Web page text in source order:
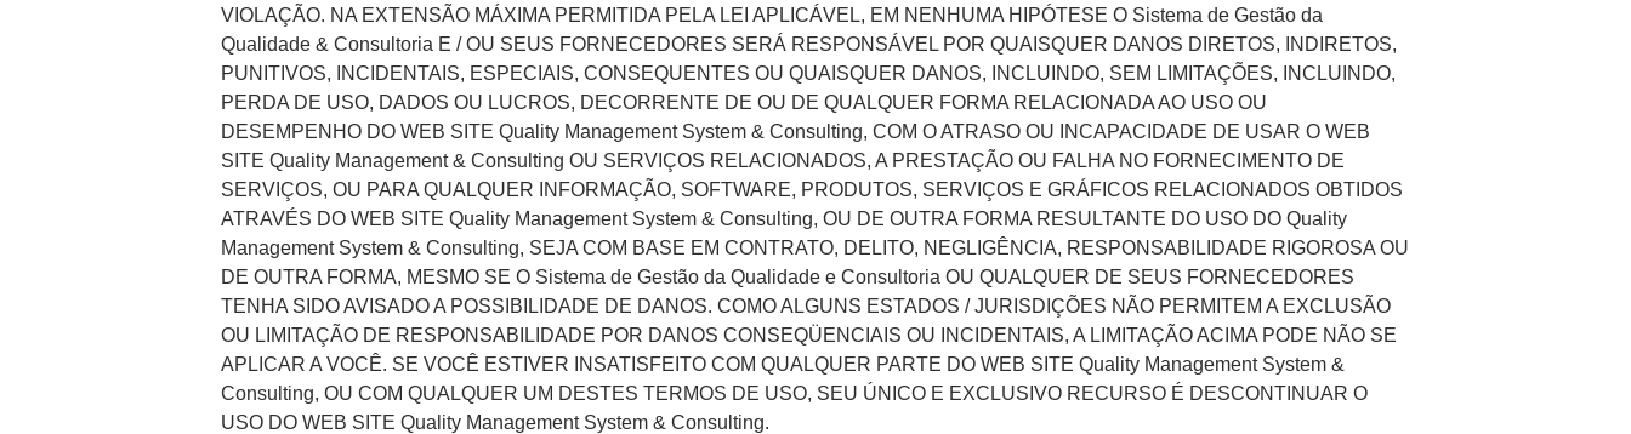
VIOLAÇÃO. NA EXTENSÃO MÁXIMA PERMITIDA PELA LEI APLICÁVEL, EM NENHUMA HIPÓTESE O Sistema de Gestão da
Qualidade & Consultoria E / OU SEUS FORNECEDORES SERÁ RESPONSÁVEL POR QUAISQUER DANOS DIRETOS, INDIRETOS,
PUNITIVOS, INCIDENTAIS, ESPECIAIS, CONSEQUENTES OU QUAISQUER DANOS, INCLUINDO, SEM LIMITAÇÕES, INCLUINDO,
PERDA DE USO, DADOS OU LUCROS, DECORRENTE DE OU DE QUALQUER FORMA RELACIONADA AO USO OU
DESEMPENHO DO WEB SITE Quality Management System & Consulting, COM O ATRASO OU INCAPACIDADE DE USAR O WEB
SITE Quality Management & Consulting OU SERVIÇOS RELACIONADOS, A PRESTAÇÃO OU FALHA NO FORNECIMENTO DE
SERVIÇOS, OU PARA QUALQUER INFORMAÇÃO, SOFTWARE, PRODUTOS, SERVIÇOS E GRÁFICOS RELACIONADOS OBTIDOS
ATRAVÉS DO WEB SITE Quality Management System & Consulting, OU DE OUTRA FORMA RESULTANTE DO USO DO Quality
Management System & Consulting, SEJA COM BASE EM CONTRATO, DELITO, NEGLIGÊNCIA, RESPONSABILIDADE RIGOROSA OU
DE OUTRA FORMA, MESMO SE O Sistema de Gestão da Qualidade e Consultoria OU QUALQUER DE SEUS FORNECEDORES
TENHA SIDO AVISADO A POSSIBILIDADE DE DANOS. COMO ALGUNS ESTADOS / JURISDIÇÕES NÃO PERMITEM A EXCLUSÃO
OU LIMITAÇÃO DE RESPONSABILIDADE POR DANOS CONSEQÜENCIAIS OU INCIDENTAIS, A LIMITAÇÃO ACIMA PODE NÃO SE
APLICAR A VOCÊ. SE VOCÊ ESTIVER INSATISFEITO COM QUALQUER PARTE DO WEB SITE Quality Management System &
Consulting, OU COM QUALQUER UM DESTES TERMOS DE USO, SEU ÚNICO E EXCLUSIVO RECURSO É DESCONTINUAR O
USO DO WEB SITE Quality Management System & Consulting.